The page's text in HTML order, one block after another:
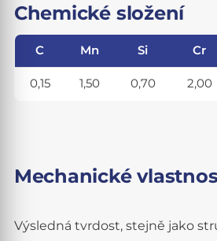
Chemické složení
C Mn Si Cr
0,15 1,50 0,70 2,00
Mechanické
Výsledná tvrdost, stejně jako